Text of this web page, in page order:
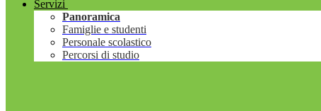
Servizi
Panoramica
Famiglie e studenti
Personale scolastico
Percorsi di studio